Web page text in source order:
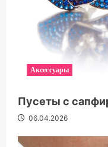
Аксессуары
Пусеты с
06.04.2026